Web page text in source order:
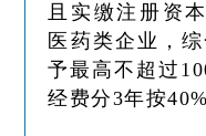
且实缴注册资
医药类企业，
予最高不超过
经费分3年按